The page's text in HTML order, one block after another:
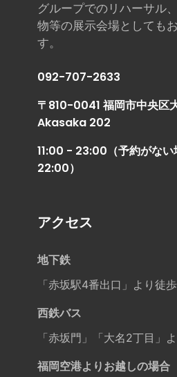
グループでのリハーサル
物等の展示会場としても
す。
092-707-2633
〒810-0041 福岡市中央
Akasaka 202
11:00 - 23:00（予約がな
22:00）
アクセス
地下鉄
「赤坂駅4番出口」より徒
西鉄バス
「赤坂門」「大名2丁目」
福岡空港よりお越しの場合